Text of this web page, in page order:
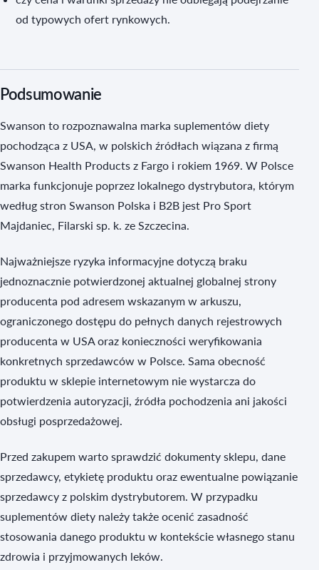
od typowych ofert rynkowych.
Podsumowanie
Swanson to rozpoznawalna marka suplementów diety
pochodząca z USA, w polskich źródłach wiązana z firmą
Swanson Health Products z Fargo i rokiem 1969. W Polsce
marka funkcjonuje poprzez lokalnego dystrybutora, którym
według stron Swanson Polska i B2B jest Pro Sport
Majdaniec, Filarski sp. k. ze Szczecina.
Najważniejsze ryzyka informacyjne dotyczą braku
jednoznacznie potwierdzonej aktualnej globalnej strony
producenta pod adresem wskazanym w arkuszu,
ograniczonego dostępu do pełnych danych rejestrowych
producenta w USA oraz konieczności weryfikowania
konkretnych sprzedawców w Polsce. Sama obecność
produktu w sklepie internetowym nie wystarcza do
potwierdzenia autoryzacji, źródła pochodzenia ani jakości
obsługi posprzedażowej.
Przed zakupem warto sprawdzić dokumenty sklepu, dane
sprzedawcy, etykietę produktu oraz ewentualne powiązanie
sprzedawcy z polskim dystrybutorem. W przypadku
suplementów diety należy także ocenić zasadność
stosowania danego produktu w kontekście własnego stanu
zdrowia i przyjmowanych leków.